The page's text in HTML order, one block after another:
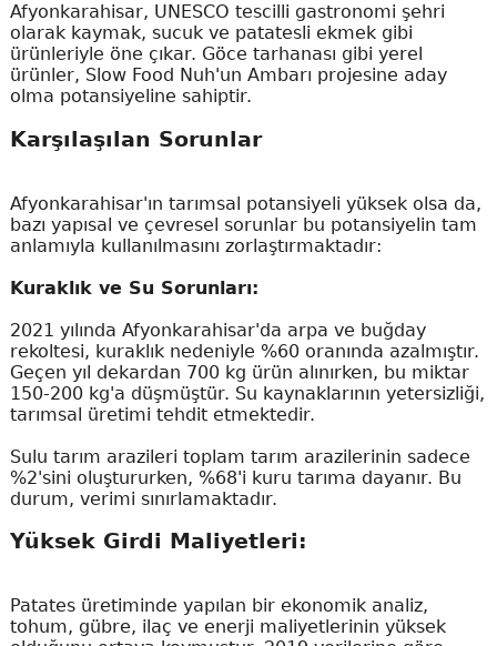
Afyonkarahisar, UNESCO tescilli gastronomi şehri
olarak kaymak, sucuk ve patatesli ekmek gibi
ürünleriyle öne çıkar. Göce tarhanası gibi yerel
ürünler, Slow Food Nuh'un Ambarı projesine aday
olma potansiyeline sahiptir.
Karşılaşılan Sorunlar
Afyonkarahisar'ın tarımsal potansiyeli yüksek olsa da,
bazı yapısal ve çevresel sorunlar bu potansiyelin tam
anlamıyla kullanılmasını zorlaştırmaktadır:
Kuraklık ve Su Sorunları:
2021 yılında Afyonkarahisar'da arpa ve buğday
rekoltesi, kuraklık nedeniyle %60 oranında azalmıştır.
Geçen yıl dekardan 700 kg ürün alınırken, bu miktar
150-200 kg'a düşmüştür. Su kaynaklarının yetersizliği,
tarımsal üretimi tehdit etmektedir.
Sulu tarım arazileri toplam tarım arazilerinin sadece
%2'sini oluştururken, %68'i kuru tarıma dayanır. Bu
durum, verimi sınırlamaktadır.
Yüksek Girdi Maliyetleri:
Patates üretiminde yapılan bir ekonomik analiz,
tohum, gübre, ilaç ve enerji maliyetlerinin yüksek